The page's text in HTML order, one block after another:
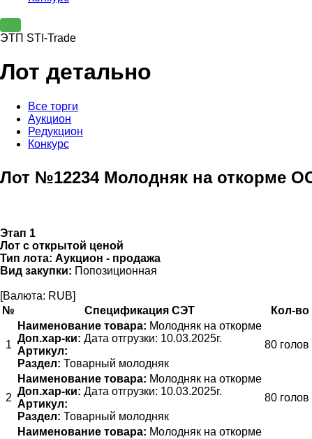
ЭТП STI-Trade
Лот детально
Все торги
Аукцион
Редукцион
Конкурс
Лот №12234 Молодняк на откорме
Этап 1
Лот с открытой ценой
Тип лота: Аукцион - продажа
Вид закупки: Попозиционная
[Валюта: RUB]
№
Спецификация СЭТ Кол-во
1
Наименование товара: Молодняк на откорме
Доп.хар-ки: Дата отгрузки: 10.03.2025г.
Артикул:
Раздел: Товарный молодняк
80 голов
2
Наименование товара: Молодняк на откорме
Доп.хар-ки: Дата отгрузки: 10.03.2025г.
Артикул:
Раздел: Товарный молодняк
80 голов
Наименование товара: Молодняк на откорме